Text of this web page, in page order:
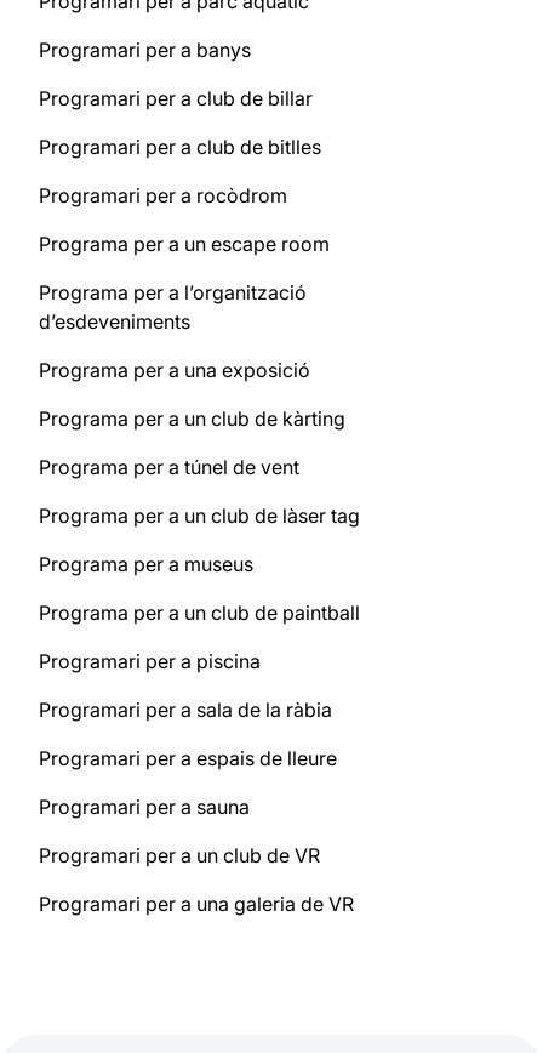
Programari per a banys
Programari per a club de billar
Programari per a club de bitlles
Programari per a rocòdrom
Programa per a un escape room
Programa per a l’organització
d’esdeveniments
Programa per a una exposició
Programa per a un club de kàrting
Programa per a túnel de vent
Programa per a un club de làser tag
Programa per a museus
Programa per a un club de paintball
Programari per a piscina
Programari per a sala de la ràbia
Programari per a espais de lleure
Programari per a sauna
Programari per a un club de VR
Programari per a una galeria de VR